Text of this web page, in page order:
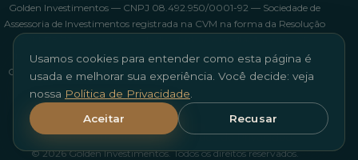
Golden Investimentos — CNPJ 08.492.950/0001-92 — Sociedade de
Assessoria de Investimentos registrada na CVM na forma da Resolução
CVM 178/23, com contrato de distribuição e mediação com a XP
Investimentos CCTVM S/A. Investimentos em ações possuem risco.
Operações com derivativos podem resultar em perdas superiores aos
valores investidos. Rentabilidade passada não é garantia de
rentabilidade futura. Ouvidoria XP: 0800 722 3730.
Nossa Equipe EscritóriosTrabalhe Conosco
goldeninvestimentos.com.br
Política de Privacidade
© 2026 Golden Investimentos. Todos os direitos reservados.
Usamos cookies para entender como esta página é
usada e melhorar sua experiência. Você decide: veja
nossa Política de Privacidade
Recusar
Aceitar